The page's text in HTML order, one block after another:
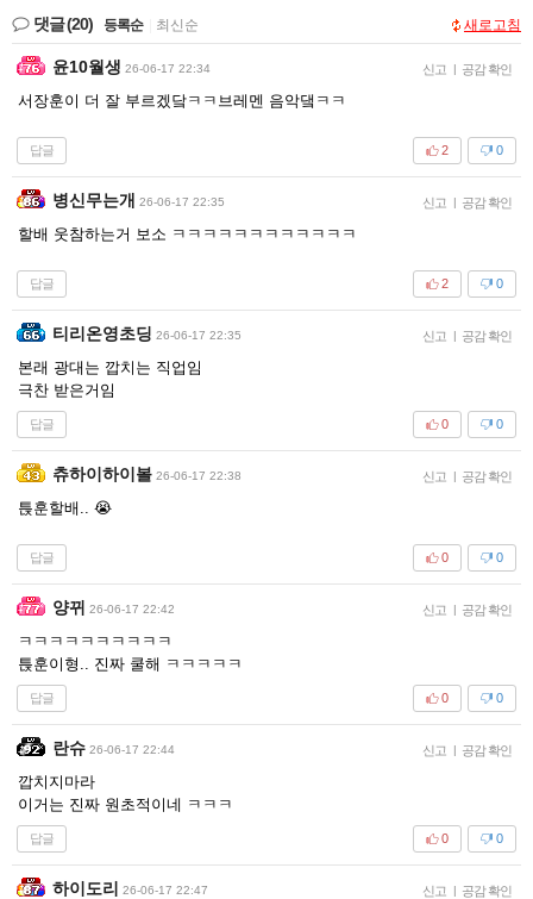
댓글(20) 등록순 최신순 새로고침
윤10월생 26-06-17 22:34 신고 | 공감 확인
서장훈이 더 잘 부르겠닼ㅋㅋ브레멘 음악댘ㅋㅋ
답글 0
2
병신무는개 26-06-17 22:35 신고 | 공감 확인
할배 웃참하는거 보소 ㅋㅋㅋㅋㅋㅋㅋㅋㅋㅋㅋㅋ
답글 0
2
티리온영초딩 26-06-17 22:35 신고 | 공감 확인
본래 광대는 깝치는 직업임
극찬 받은거임
답글 0
0
츄하이하이볼 26-06-17 22:38 신고 | 공감 확인
튽훈할배.. 😭
답글 0
0
양뀌 26-06-17 22:42 신고 | 공감 확인
ㅋㅋㅋㅋㅋㅋㅋㅋㅋㅋ
튽훈이형.. 진짜 쿨해 ㅋㅋㅋㅋㅋ
답글 0
0
란슈 26-06-17 22:44 신고 | 공감 확인
깝치지마라
이거는 진짜 원초적이네 ㅋㅋㅋ
답글 0
0
하이도리 26-06-17 22:47 신고 | 공감 확인